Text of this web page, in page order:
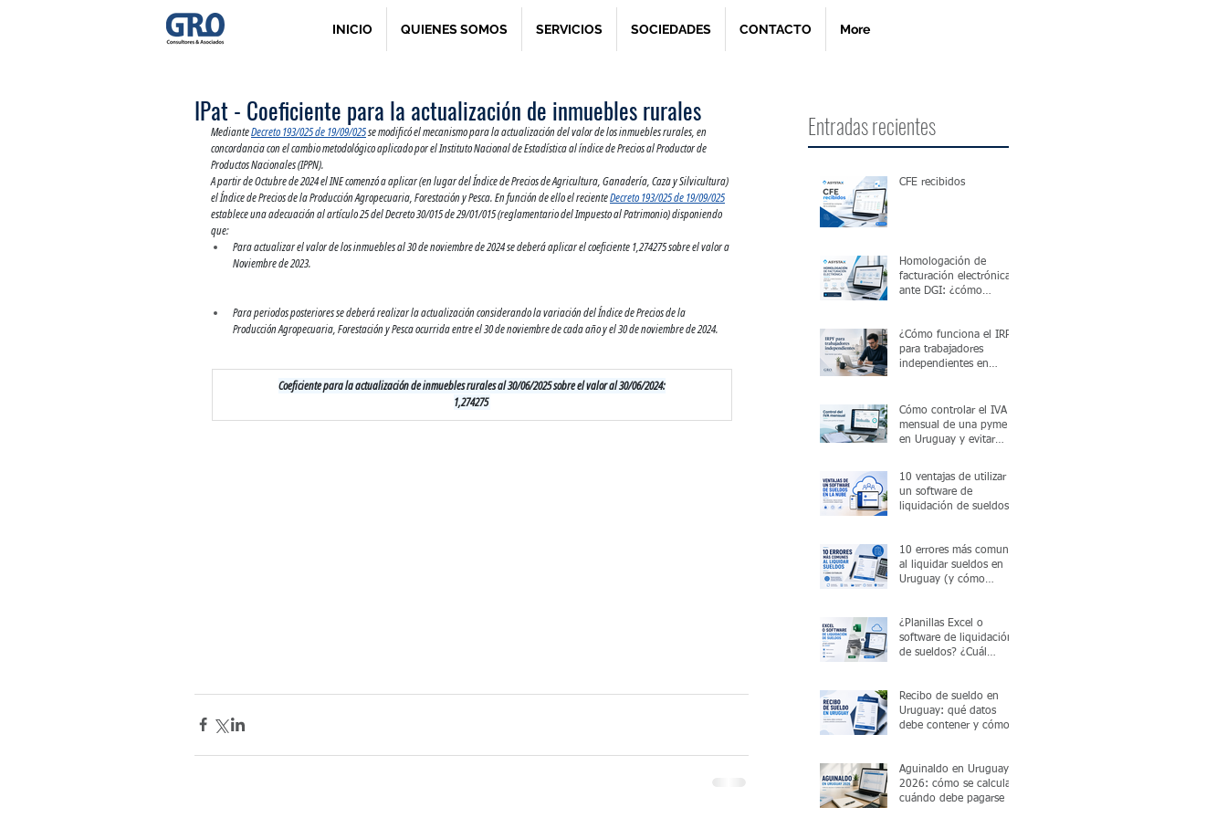
INICIO QUIENES SOMOS SERVICIOS SOCIEDADES CONTACTO More
IPat - Coeficiente para la actualización de inmuebles rurales
Mediante Decreto 193/025 de 19/09/025 se modificó el mecanismo para la actualización del valor de los inmuebles rurales, en
concordancia con el cambio metodológico aplicado por el Instituto Nacional de Estadística al índice de Precios al Productor de
Productos Nacionales (IPPN).
A partir de Octubre de 2024 el INE comenzó a aplicar (en lugar del Índice de Precios de Agricultura, Ganadería, Caza y Silvicultura)
el Índice de Precios de la Producción Agropecuaria, Forestación y Pesca. En función de ello el reciente Decreto 193/025 de 19/09/025
establece una adecuación al artículo 25 del Decreto 30/015 de 29/01/015 (reglamentario del Impuesto al Patrimonio) disponiendo
que:
Para actualizar el valor de los inmuebles al 30 de noviembre de 2024 se deberá aplicar el coeficiente 1,274275 sobre el valor a
Noviembre de 2023.
Para periodos posteriores se deberá realizar la actualización considerando la variación del Índice de Precios de la
Producción Agropecuaria, Forestación y Pesca ocurrida entre el 30 de noviembre de cada año y el 30 de noviembre de 2024.
Coeficiente para la actualización de inmuebles rurales al 30/06/2025 sobre el valor al 30/06/2024:
1,274275
Entradas recientes
CFE recibidos
Homologación de
facturación electrónica
ante DGI: ¿cómo
¿Cómo funciona el IRPF
para trabajadores
independientes en
Cómo controlar el IVA
mensual de una pyme
en Uruguay y evitar
10 ventajas de utilizar
un software de
liquidación de sueldos
10 errores más comunes
al liquidar sueldos en
Uruguay (y cómo
¿Planillas Excel o
software de liquidación
de sueldos? ¿Cuál
Recibo de sueldo en
Uruguay: qué datos
debe contener y cómo
Aguinaldo en Uruguay
2026: cómo se calcula y
cuándo debe pagarse